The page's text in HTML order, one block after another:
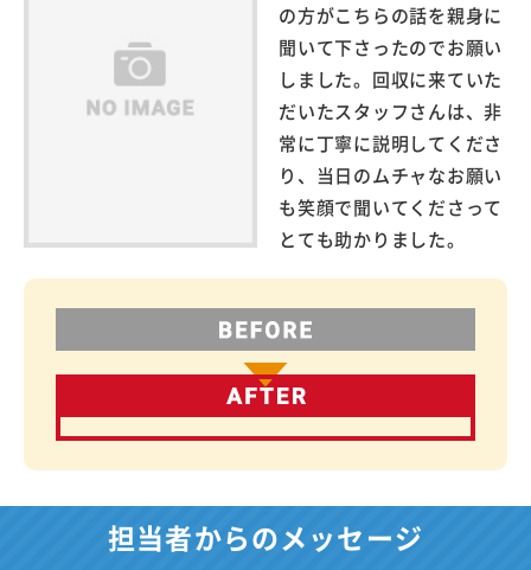
の方がこちらの話を親身に
聞いて下さったのでお願い
しました。回収に来ていた
だいたスタッフさんは、非
常に丁寧に説明してくださ
り、当日のムチャなお願い
も笑顔で聞いてくださって
とても助かりました。
担当者からのメッセージ